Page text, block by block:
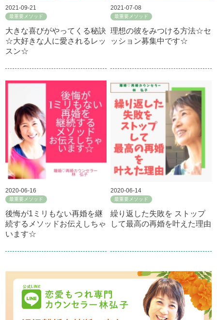
2021-09-21
最重要メソッド
大きな喜びがやってくる秘訣
☆大好きな人に愛されるレッ
スン☆
2021-07-08
最重要メソッド
理想の彼をみつける方法☆セ
ッション募集中です☆
2020-06-16
最重要メソッド
後悔が1ミリもない再婚を継
続するメソッドお伝えしちゃ
います☆
2020-06-14
最重要メソッド
繰り返した失敗を ストップ
して最高の再婚を叶えた理由